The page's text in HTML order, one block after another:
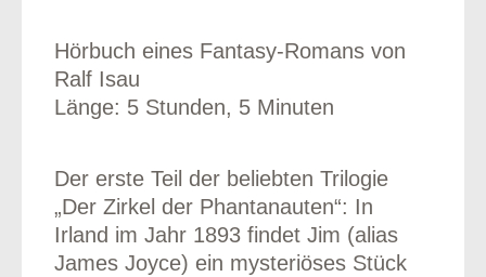
Hörbuch eines Fantasy-Romans von
Ralf Isau
Länge: 5 Stunden, 5 Minuten
Der erste Teil der beliebten Trilogie
„Der Zirkel der Phantanauten“: In
Irland im Jahr 1893 findet Jim (alias
James Joyce) ein mysteriöses Stück